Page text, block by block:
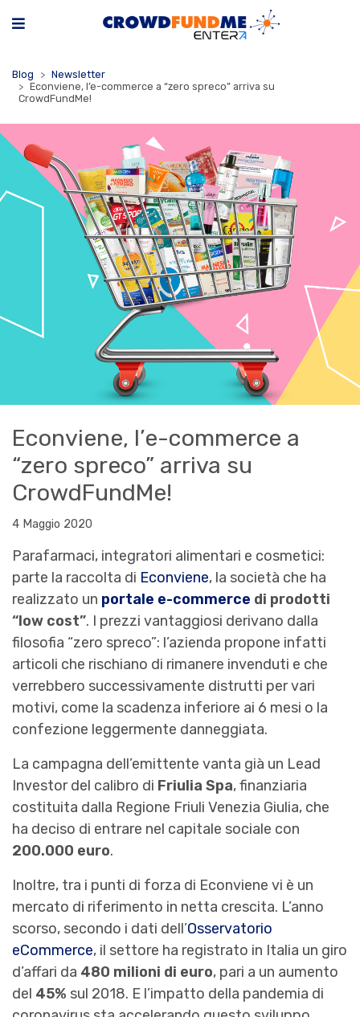
Blog
Newsletter
Econviene, l’e-commerce a “zero spreco” arriva su
CrowdFundMe!
Econviene, l’e-commerce a
“zero spreco” arriva su
CrowdFundMe!
4 Maggio 2020
Parafarmaci, integratori alimentari e cosmetici:
parte la raccolta di Econviene, la società che ha
realizzato un portale e-commerce di prodotti
“low cost”. I prezzi vantaggiosi derivano dalla
filosofia “zero spreco”: l’azienda propone infatti
articoli che rischiano di rimanere invenduti e che
verrebbero successivamente distrutti per vari
motivi, come la scadenza inferiore ai 6 mesi o la
confezione leggermente danneggiata.
La campagna dell’emittente vanta già un Lead
Investor del calibro di Friulia Spa, finanziaria
costituita dalla Regione Friuli Venezia Giulia, che
ha deciso di entrare nel capitale sociale con
200.000 euro.
Inoltre, tra i punti di forza di Econviene vi è un
mercato di riferimento in netta crescita. L’anno
scorso, secondo i dati dell’Osservatorio
eCommerce, il settore ha registrato in Italia un giro
d’affari da 480 milioni di euro, pari a un aumento
del 45% sul 2018. E l’impatto della pandemia di